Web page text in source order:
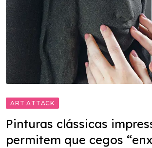
ART ATTACK
Pinturas clássicas
permitem que cegos